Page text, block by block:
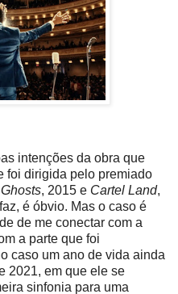
intenções da obra que
foi dirigida pelo premiado
, 2015 e Cartel Land,
é óbvio. Mas o caso é
de me conectar com a
a parte que foi
caso um ano de vida ainda
2021, em que ele se
sinfonia para uma